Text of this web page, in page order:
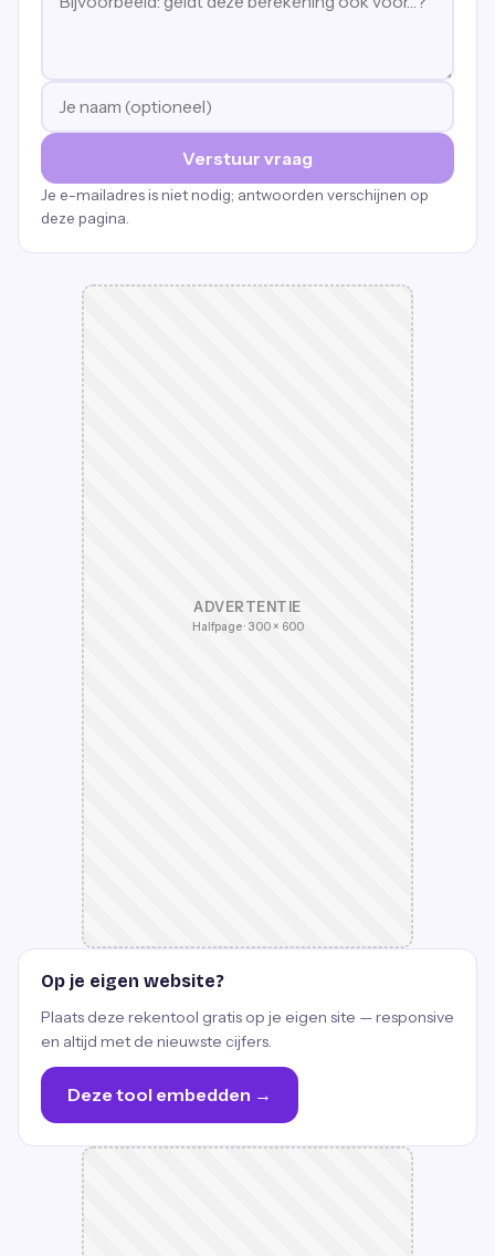
Verstuur vraag
Je e-mailadres is niet nodig; antwoorden verschijnen op
deze pagina.
ADVERTENTIE
Halfpage · 300 × 600
Op je eigen website?
Plaats deze rekentool gratis op je eigen site — responsive
en altijd met de nieuwste cijfers.
Deze tool embedden →